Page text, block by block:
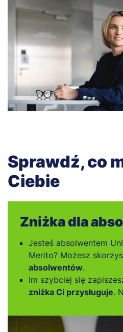
Sprawdź, co
Ciebie
​​​Zniżka dla
Jesteś absolwentem
Merito? Możesz
absolwentów.
Im szybciej się
zniżka Ci przysługuje.